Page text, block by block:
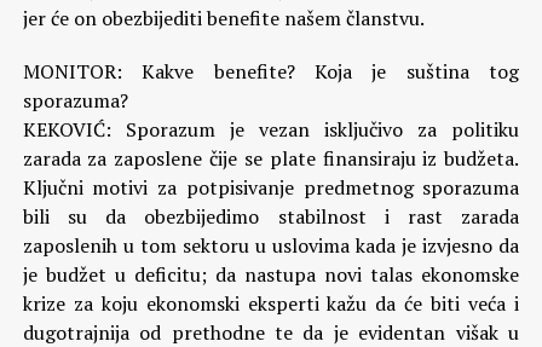
jer će on obezbijediti benefite našem članstvu.
MONITOR: Kakve benefite? Koja je suština tog
sporazuma?
KEKOVIĆ: Sporazum je vezan isključivo za politiku
zarada za zaposlene čije se plate finansiraju iz budžeta.
Ključni motivi za potpisivanje predmetnog sporazuma
bili su da obezbijedimo stabilnost i rast zarada
zaposlenih u tom sektoru u uslovima kada je izvjesno da
je budžet u deficitu; da nastupa novi talas ekonomske
krize za koju ekonomski eksperti kažu da će biti veća i
dugotrajnija od prethodne te da je evidentan višak u